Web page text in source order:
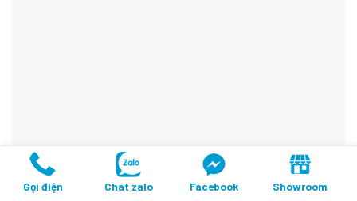
Gọi điện Chat zalo Facebook Showroom